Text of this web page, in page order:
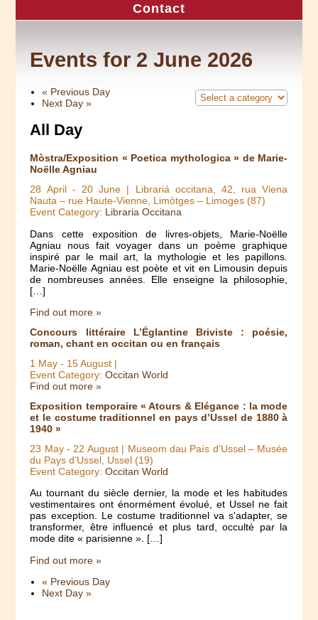
Contact
Events for 2 June 2026
« Previous Day
Next Day»
All Day
Mòstra/Exposition « Poetica mythologica » de Marie-
Noëlle Agniau
28 April- 20 June | Librariá occitana, 42, rua Viena
Nauta – rue Haute-Vienne, Limòtges – Limoges (87)
Event Category: Libraria Occitana
Dans cette exposition de livres-objets, Marie-Noëlle
Agniau nous fait voyager dans un poème graphique
inspiré par le mail art, la mythologie et les papillons.
Marie-Noëlle Agniau est poète et vit en Limousin depuis
de nombreuses années. Elle enseigne la philosophie,
[…]
Find out more »
Concours littéraire L’Églantine Briviste : poésie,
roman, chant en occitan ou en français
1 May - 15 August |
Event Category:Occitan World
Find out more »
Exposition temporaire « Atours & Elégance : la mode
et le costume traditionnel en pays d’Ussel de 1880 à
1940 »
23 May- 22 August| Museom dau País d’Ussel – Musée
du Pays d’Ussel, Ussel (19)
Event Category:Occitan World
Au tournant du siècle dernier, la mode et les habitudes
vestimentaires ont énormément évolué, et Ussel ne fait
pas exception. Le costume traditionnel va s'adapter, se
transformer, être influencé et plus tard, occulté par la
mode dite « parisienne ». […]
Find out more »
« Previous Day
Next Day»